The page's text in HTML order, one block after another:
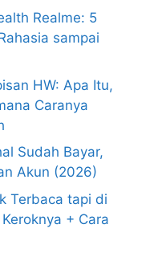
Realme: 5
sampai
HW: Apa Itu,
Caranya
Sudah Bayar,
Akun (2026)
Terbaca tapi di
+ Cara